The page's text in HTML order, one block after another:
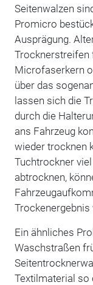
Seitenwalzen
Promicro
Ausprägung.
Trocknerstreifen
Microfaserkern
über das
lassen sich die
durch die
ans Fahrzeug
wieder trocknen
Tuchtrockner
abtrocknen,
Ein ähnliches
Waschstraßen
Textilmaterial so